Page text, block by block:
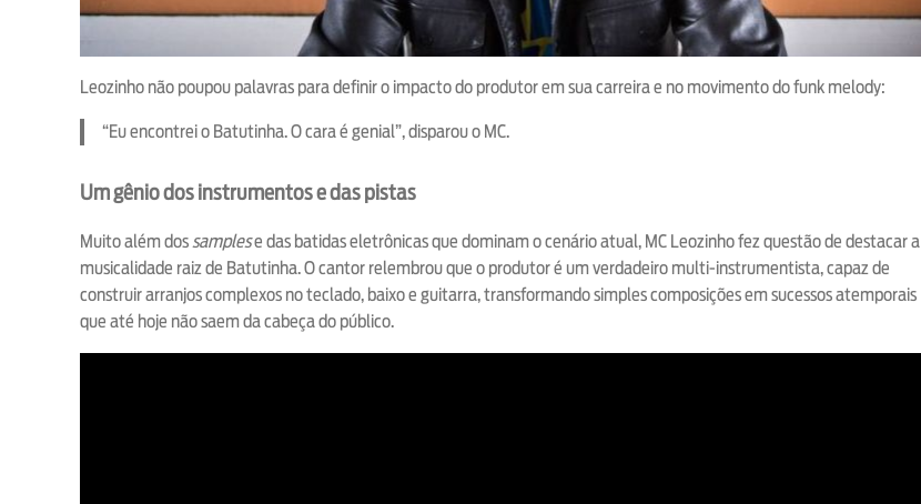
Leozinho não poupou palavras para definir o impacto do produtor em sua carreira e no movimento do funk melody:
“Eu encontrei o Batutinha. O cara é genial”, disparou o MC.
Um gênio dos instrumentos e das pistas
Muito além dossamplese das batidas eletrônicas que dominam o cenário atual, MC Leozinho fez questão de destacar a
musicalidade raiz de Batutinha. O cantor relembrou que o produtor é um verdadeiro multi-instrumentista, capaz de
construir arranjos complexos no teclado, baixo e guitarra, transformando simples composições em sucessos atemporais
que até hoje não saem da cabeça do público.